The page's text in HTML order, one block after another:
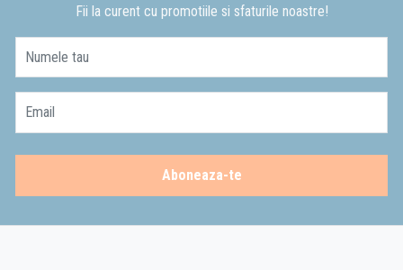
Fii la curent cu promotiile si sfaturile noastre!
Numele tau
Email
Aboneaza-te